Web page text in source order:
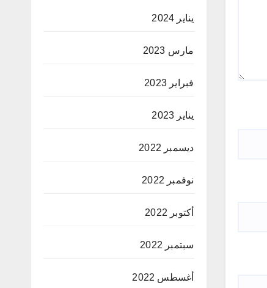
يناير 2024
مارس 2023
فبراير 2023
يناير 2023
ديسمبر 2022
نوفمبر 2022
أكتوبر 2022
سبتمبر 2022
أغسطس 2022